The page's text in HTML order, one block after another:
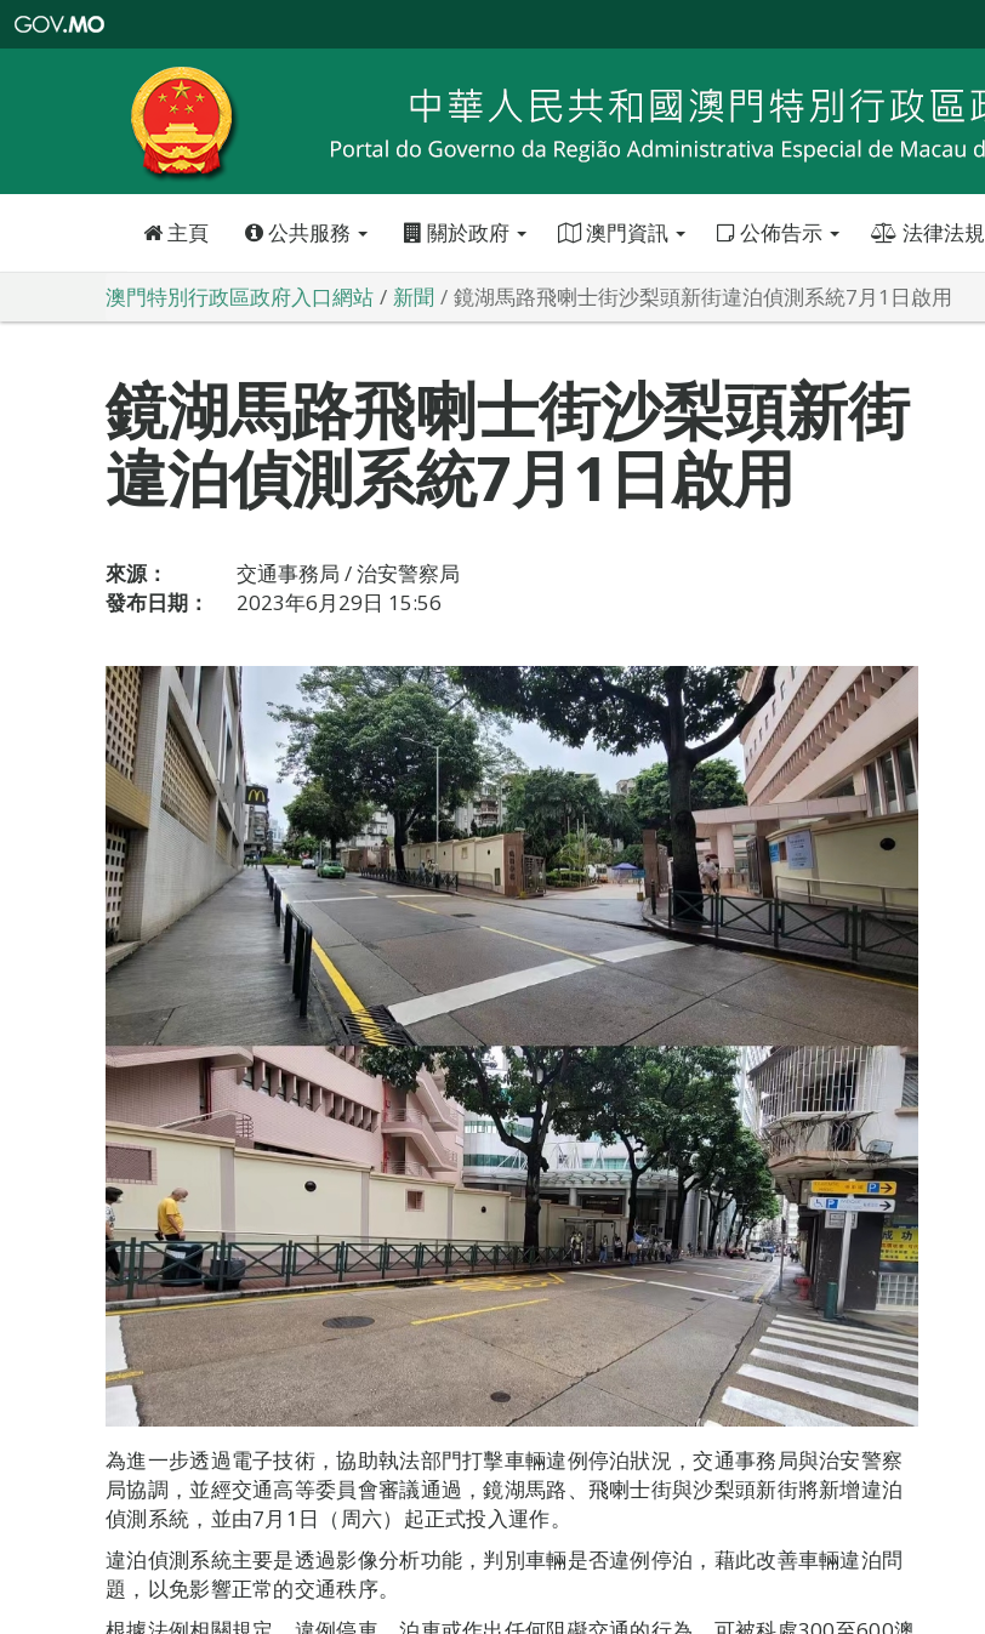
特
政
區
政
口
主頁 公共服務 關於政府 澳門資訊 公佈告示 法律法規
澳門特別行政區政府入口網站 新聞 鏡湖馬路飛喇士街沙梨頭新街違泊偵測系統7月1日啟用
鏡湖馬路飛喇士街沙梨頭新街
違泊偵測系統7月1日啟用
來源：
交通事務局 / 治安警察局
發布日期：
2023年6月29日 15:56
為進一步透過電子技術，協助執法部門打擊車輛違例停泊狀況，交通事務局與治安警察
局協調，並經交通高等委員會審議通過，鏡湖馬路、飛喇士街與沙梨頭新街將新增違泊
偵測系統，並由7月1日（周六）起正式投入運作。
違泊偵測系統主要是透過影像分析功能，判別車輛是否違例停泊，藉此改善車輛違泊問
題，以免影響正常的交通秩序。